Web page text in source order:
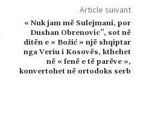
Article suivant
« Nuk jam më Sulejmani, por
Dushan Obrenovic”, sot në
ditën e « Božić » një shqiptar
nga Veriu i Kosovës, kthehet
në « fenë e të parëve »,
konvertohet në ortodoks serb